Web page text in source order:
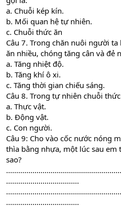
a. Chuỗi kép kín.
b. Mối quan hệ tự nhiên.
c. Chuỗi thức ăn
Câu 7. Trong chăn nuôi người
ăn nhiều, chóng tăng cân và đẻ
a. Tăng nhiệt độ.
b. Tăng khí ô xi.
c. Tăng thời gian chiếu sáng.
Câu 8. Trong tự nhiên chuỗi
a. Thực vật.
b. Động vật.
c. Con người.
Câu 9: Cho vào cốc nước nóng
thìa bằng nhựa, một lúc sau em
sao?
....................................
....................................